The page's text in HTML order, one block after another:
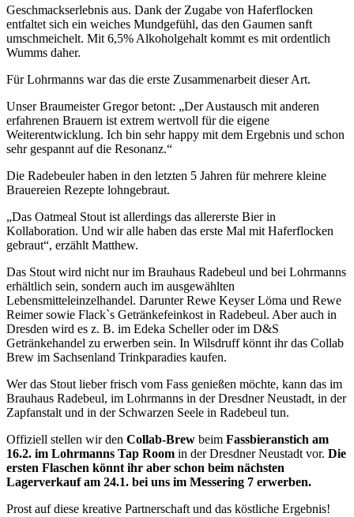
Geschmackserlebnis aus. Dank der Zugabe von Haferflocken
entfaltet sich ein weiches Mundgefühl, das den Gaumen sanft
umschmeichelt. Mit 6,5% Alkoholgehalt kommt es mit ordentlich
Wumms daher.
Für Lohrmanns war das die erste Zusammenarbeit dieser Art.
Unser Braumeister Gregor betont: „Der Austausch mit anderen
erfahrenen Brauern ist extrem wertvoll für die eigene
Weiterentwicklung. Ich bin sehr happy mit dem Ergebnis und schon
sehr gespannt auf die Resonanz.“
Die Radebeuler haben in den letzten 5 Jahren für mehrere kleine
Brauereien Rezepte lohngebraut.
„Das Oatmeal Stout ist allerdings das allererste Bier in
Kollaboration. Und wir alle haben das erste Mal mit Haferflocken
gebraut“, erzählt Matthew.
Das Stout wird nicht nur im Brauhaus Radebeul und bei Lohrmanns
erhältlich sein, sondern auch im ausgewählten
Lebensmitteleinzelhandel. Darunter Rewe Keyser Löma und Rewe
Reimer sowie Flack`s Getränkefeinkost in Radebeul. Aber auch in
Dresden wird es z. B. im Edeka Scheller oder im D&S
Getränkehandel zu erwerben sein. In Wilsdruff könnt ihr das Collab
Brew im Sachsenland Trinkparadies kaufen.
Wer das Stout lieber frisch vom Fass genießen möchte, kann das im
Brauhaus Radebeul, im Lohrmanns in der Dresdner Neustadt, in der
Zapfanstalt und in der Schwarzen Seele in Radebeul tun.
Offiziell stellen wir den Collab-Brew beim Fassbieranstich am
16.2. im Lohrmanns Tap Room in der Dresdner Neustadt vor. Die
ersten Flaschen könnt ihr aber schon beim nächsten
Lagerverkauf am 24.1. bei uns im Messering 7 erwerben.
Prost auf diese kreative Partnerschaft und das köstliche Ergebnis!